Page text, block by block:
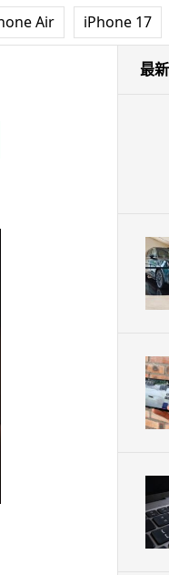
Air iPhone 17
最